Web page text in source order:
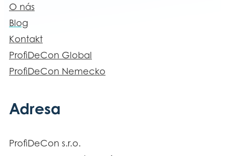
O nás
Blog
Kontakt
ProfiDeCon Global
ProfiDeCon Nemecko
Adresa
ProfiDeCon s.r.o.